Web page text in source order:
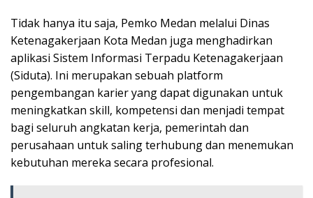
Tidak hanya itu saja, Pemko Medan melalui Dinas
Ketenagakerjaan Kota Medan juga menghadirkan
aplikasi Sistem Informasi Terpadu Ketenagakerjaan
(Siduta). Ini merupakan sebuah platform
pengembangan karier yang dapat digunakan untuk
meningkatkan skill, kompetensi dan menjadi tempat
bagi seluruh angkatan kerja, pemerintah dan
perusahaan untuk saling terhubung dan menemukan
kebutuhan mereka secara profesional.